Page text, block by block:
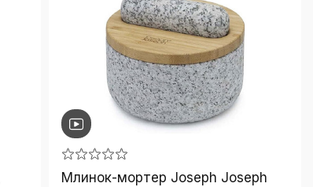
Млинок-мортер Joseph Joseph